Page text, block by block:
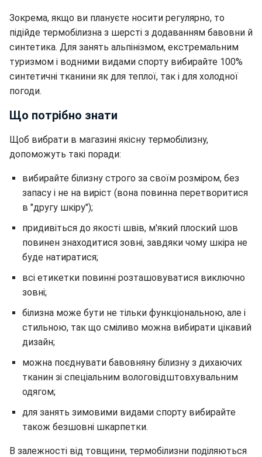
Зокрема, якщо ви плануєте носити регулярно, то
підійде термобілизна з шерсті з додаванням бавовни й
синтетика. Для занять альпінізмом, екстремальним
туризмом і водними видами спорту вибирайте 100%
синтетичні тканини як для теплої, так і для холодної
погоди.
Що потрібно знати
Щоб вибрати в магазині якісну термобілизну,
допоможуть такі поради:
вибирайте білизну строго за своїм розміром, без
запасу і не на виріст (вона повинна перетворитися
в "другу шкіру");
придивіться до якості швів, м'який плоский шов
повинен знаходитися зовні, завдяки чому шкіра не
буде натиратися;
всі етикетки повинні розташовуватися виключно
зовні;
білизна може бути не тільки функціональною, але і
стильною, так що сміливо можна вибирати цікавий
дизайн;
можна поєднувати бавовняну білизну з дихаючих
тканин зі спеціальним вологовідштовхувальним
одягом;
для занять зимовими видами спорту вибирайте
також безшовні шкарпетки.
В залежності від товщини, термобілизни поділяються